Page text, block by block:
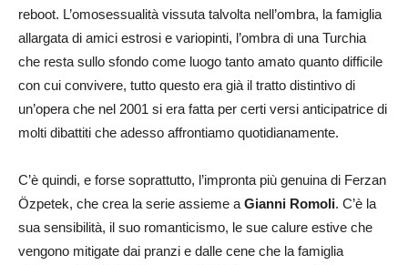
reboot. L’omosessualità vissuta talvolta nell’ombra, la famiglia
allargata di amici estrosi e variopinti, l’ombra di una Turchia
che resta sullo sfondo come luogo tanto amato quanto difficile
con cui convivere, tutto questo era già il tratto distintivo di
un’opera che nel 2001 si era fatta per certi versi anticipatrice di
molti dibattiti che adesso affrontiamo quotidianamente.
C’è quindi, e forse soprattutto, l’impronta più genuina di Ferzan
Özpetek, che crea la serie assieme a Gianni Romoli. C’è la
sua sensibilità, il suo romanticismo, le sue calure estive che
vengono mitigate dai pranzi e dalle cene che la famiglia